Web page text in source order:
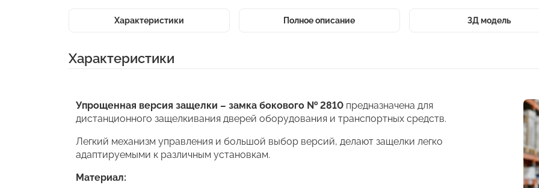
Характеристики Полное описание 3Д модель
Характеристики
Упрощенная версия защелки – замка бокового № 2810 предназначена для
дистанционного защелкивания дверей оборудования и транспортных средств.
Легкий механизм управления и большой выбор версий, делают защелки легко
адаптируемыми к различным установкам.
Материал: